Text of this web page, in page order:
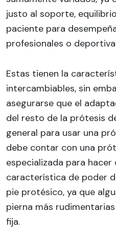
justo al soporte,
paciente para
profesionales o
Estas tienen la
intercambiables, sin
asegurarse que el
del resto de la prótesis
general para usar una
debe contar con una
especializada para
característica de poder
pie protésico, ya que
pierna más
fija.